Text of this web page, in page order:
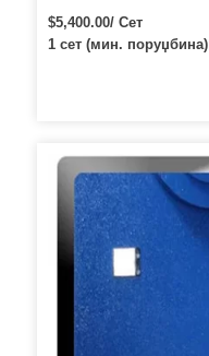
$5,400.00/ Сет
1 сет (мин. поруџбина)